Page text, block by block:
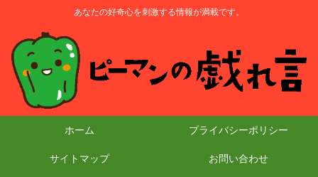
あなたの好奇心を刺激する情報が満載です。
ホーム プライバシーポリシー
サイトマップ お問い合わせ